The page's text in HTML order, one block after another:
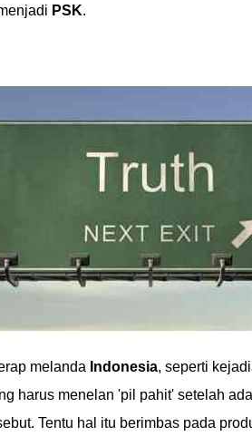
PSK.
melanda Indonesia, seperti
harus menelan 'pil pahit' setelah
Tentu hal itu berimbas pada